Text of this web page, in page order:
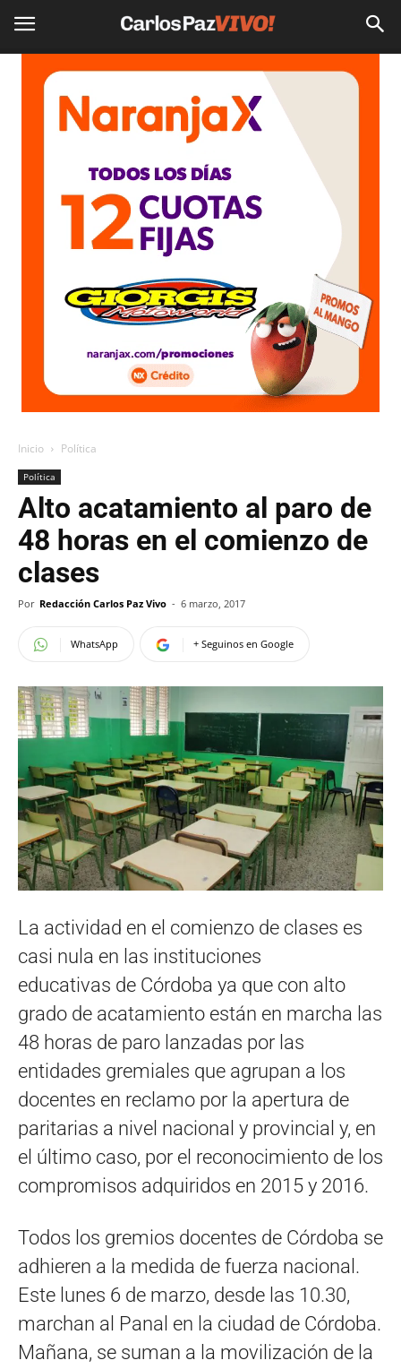
Inicio Política
Política
Alto acatamiento al paro de
48 horas en el comienzo de
clases
Por Redacción Carlos Paz Vivo - 6 marzo, 2017
WhatsApp + Seguinos en Google
La actividad en el comienzo de clases es
casi nula en las instituciones
educativas de Córdoba ya que con alto
grado de acatamiento están en marcha las
48 horas de paro lanzadas por las
entidades gremiales que agrupan a los
docentes en reclamo por la apertura de
paritarias a nivel nacional y provincial y, en
el último caso, por el reconocimiento de los
compromisos adquiridos en 2015 y 2016.
Todos los gremios docentes de Córdoba se
adhieren a la medida de fuerza nacional.
Este lunes 6 de marzo, desde las 10.30,
marchan al Panal en la ciudad de Córdoba.
Mañana, se suman a la movilización de la